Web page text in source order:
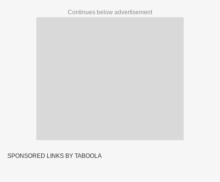
Continues below advertisement
SPONSORED LINKS BY TABOOLA